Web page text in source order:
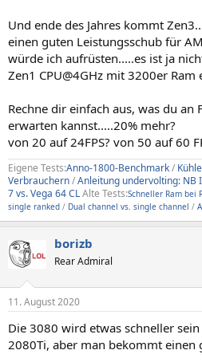
Und ende des Jahres kommt
einen guten Leistungsschub für
würde ich aufrüsten.....es ist ja
Zen1 CPU@4GHz mit 3200er Ram
Rechne dir einfach aus, was du an
erwarten kannst.....20% mehr?
von 20 auf 24FPS? von 50 auf 60
Eigene Tests:Anno-1800-Benchmark/
Verbrauchern/Anleitung undervolting: NB
7 vs. Vega 64 CLAlte Tests:Schneller Ram bei
single ranked / Dual channel vs. single channel /
borizb
Rear Admiral
11. August 2020
Die 3080 wird etwas schneller
2080Ti, aber man bekommt einen